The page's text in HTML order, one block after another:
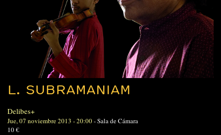
L. SUBRAMANIAM
Delibes+
Jue, 07 noviembre 2013 - 20:00-Sala de Cámara
10 €